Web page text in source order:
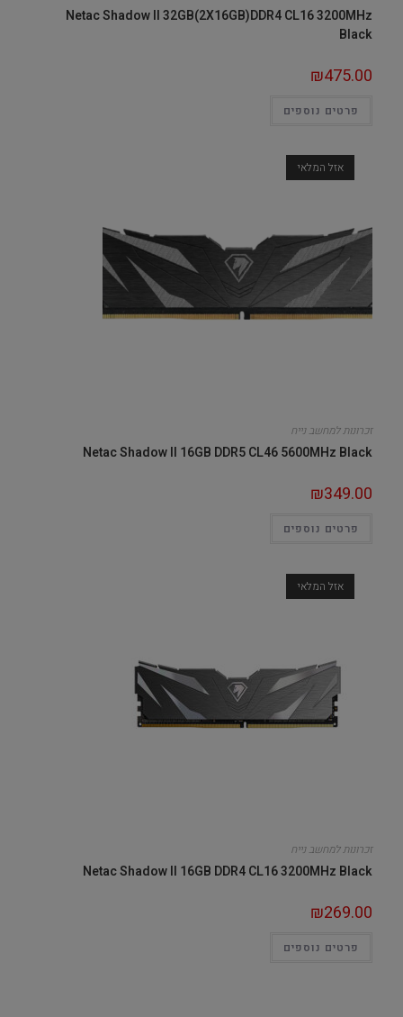
Netac Shadow II 32GB(2X16GB)DDR4 CL16 3200MHz
Black
₪475.00
פרטים נוספים
אזל המלאי
זכרונות למחשב נייח
Netac Shadow II 16GB DDR5 CL46 5600MHz Black
₪349.00
פרטים נוספים
אזל המלאי
זכרונות למחשב נייח
Netac Shadow II 16GB DDR4 CL16 3200MHz Black
₪269.00
פרטים נוספים